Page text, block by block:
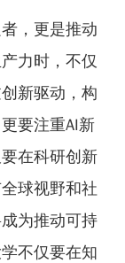
，更是推动
力时，不仅
新驱动，构
要注重AI新
在科研创新
球视野和社
为推动可持
不仅要在知